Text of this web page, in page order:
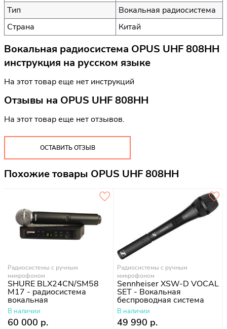
Тип
Вокальная радиосистема
Страна
Китай
Вокальная радиосистема OPUS UHF 808HH
инструкция на русском языке
На этот товар еще нет инструкций
Отзывы на OPUS UHF 808HH
На этот товар еще нет отзывов.
ОСТАВИТЬ ОТЗЫВ
Похожие товары OPUS UHF 808HH
Радиосистемы с ручным
микрофоном
SHURE BLX24CN/SM58
M17 - радиосистема
вокальная
В наличии
60 000 р.
Радиосистемы с ручным
микрофоном
Sennheiser XSW-D VOCAL
SET - Вокальная
беспроводная система
В наличии
49 990 р.